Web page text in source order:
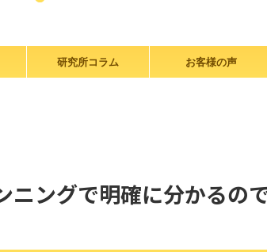
研究所コラム お客様の声
ニングで明確に分かるの